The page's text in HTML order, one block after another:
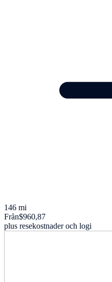
146 mi
Från$960,87
plus resekostnader och logi